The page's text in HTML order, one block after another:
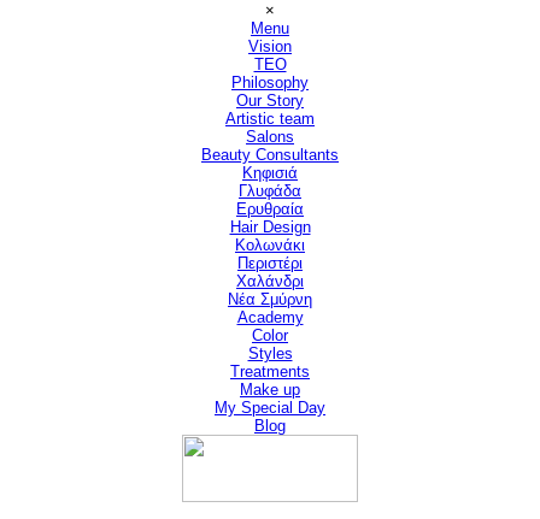
×
Menu
Vision
TEO
Philosophy
Our Story
Artistic team
Salons
Beauty Consultants
Κηφισιά
Γλυφάδα
Ερυθραία
Hair Design▼
Κολωνάκι
Περιστέρι
Χαλάνδρι
Νέα Σμύρνη
Academy
Color
Styles
Treatments
Make up
My Special Day
Blog